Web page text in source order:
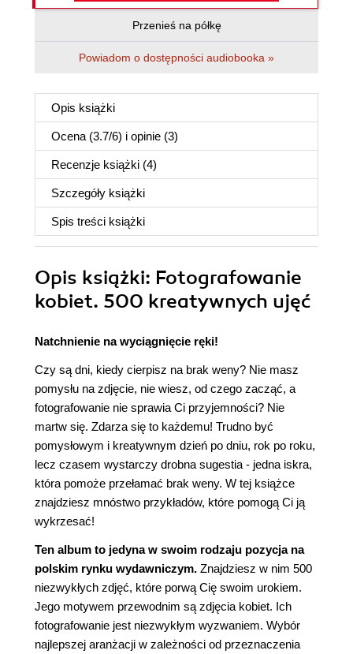
Przenieś na półkę
Powiadom o dostępności audiobooka »
Opis książki
Ocena (3.7/6) i opinie (3)
Recenzje książki (4)
Szczegóły książki
Spis treści książki
Opis książki: Fotografowanie
kobiet. 500 kreatywnych ujęć
Natchnienie na wyciągnięcie ręki!
Czy są dni, kiedy cierpisz na brak weny? Nie masz
pomysłu na zdjęcie, nie wiesz, od czego zacząć, a
fotografowanie nie sprawia Ci przyjemności? Nie
martw się. Zdarza się to każdemu! Trudno być
pomysłowym i kreatywnym dzień po dniu, rok po roku,
lecz czasem wystarczy drobna sugestia - jedna iskra,
która pomoże przełamać brak weny. W tej książce
znajdziesz mnóstwo przykładów, które pomogą Ci ją
wykrzesać!
Ten album to jedyna w swoim rodzaju pozycja na
polskim rynku wydawniczym. Znajdziesz w nim 500
niezwykłych zdjęć, które porwą Cię swoim urokiem.
Jego motywem przewodnim są zdjęcia kobiet. Ich
fotografowanie jest niezwykłym wyzwaniem. Wybór
najlepszej aranżacji w zależności od przeznaczenia